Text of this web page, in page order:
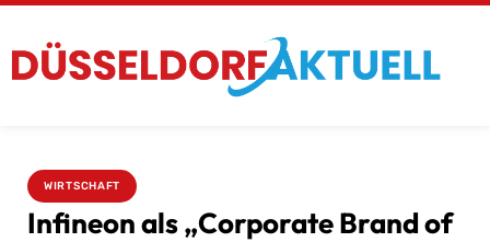
WIRTSCHAFT
Infineon als „Corporate Brand of